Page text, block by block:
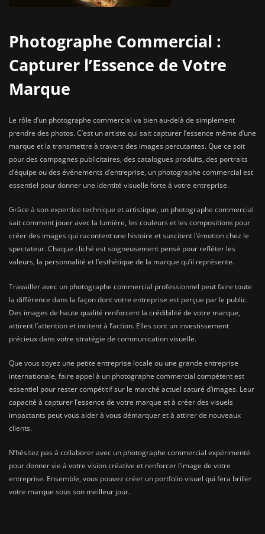
Photographe Commercial :
Capturer l’Essence de Votre
Marque
Le rôle d’un photographe commercial va bien au-delà de simplement
prendre des photos. C’est un artiste qui sait capturer l’essence même d’une
marque et la transmettre à travers des images percutantes. Que ce soit
pour des campagnes publicitaires, des catalogues produits, des portraits
d’équipe ou des événements d’entreprise, un photographe commercial est
essentiel pour donner une identité visuelle forte à votre entreprise.
Grâce à son expertise technique et artistique, un photographe commercial
sait comment jouer avec la lumière, les couleurs et les compositions pour
créer des images qui racontent une histoire et suscitent l’émotion chez le
spectateur. Chaque cliché est soigneusement pensé pour refléter les
valeurs, la personnalité et l’esthétique de la marque qu’il représente.
Travailler avec un photographe commercial professionnel peut faire toute
la différence dans la façon dont votre entreprise est perçue par le public.
Des images de haute qualité renforcent la crédibilité de votre marque,
attirent l’attention et incitent à l’action. Elles sont un investissement
précieux dans votre stratégie de communication visuelle.
Que vous soyez une petite entreprise locale ou une grande entreprise
internationale, faire appel à un photographe commercial compétent est
essentiel pour rester compétitif sur le marché actuel saturé d’images. Leur
capacité à capturer l’essence de votre marque et à créer des visuels
impactants peut vous aider à vous démarquer et à attirer de nouveaux
clients.
N’hésitez pas à collaborer avec un photographe commercial expérimenté
pour donner vie à votre vision créative et renforcer l’image de votre
entreprise. Ensemble, vous pouvez créer un portfolio visuel qui fera briller
votre marque sous son meilleur jour.